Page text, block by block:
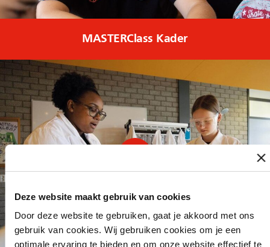
Deze website maakt gebruik van cookies
Door deze website te gebruiken, gaat je akkoord met ons
gebruik van cookies. Wij gebruiken cookies om je een
optimale ervaring te bieden en om onze website effectief te
MASTERClass Kader